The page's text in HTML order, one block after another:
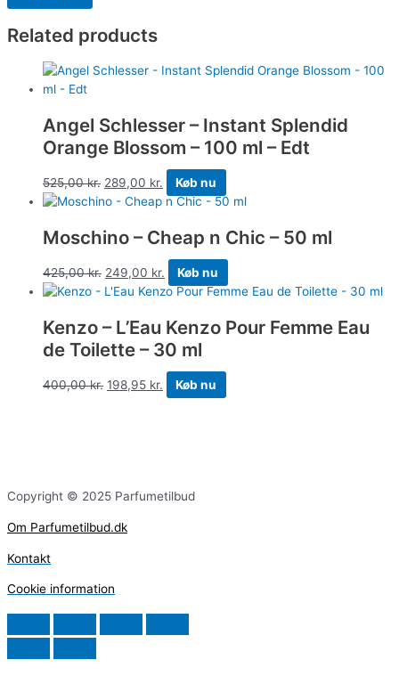
Related products
Angel Schlesser – Instant Splendid
Orange Blossom – 100 ml – Edt
525,00kr. 289,00 kr. Køb nu
Moschino – Cheap n Chic – 50 ml
425,00kr. 249,00 kr. Køb nu
Kenzo – L’Eau Kenzo Pour Femme Eau
de Toilette – 30 ml
400,00kr. 198,95 kr. Køb nu
Copyright © 2025 Parfumetilbud
Om Parfumetilbud.dk
Kontakt
Cookie information